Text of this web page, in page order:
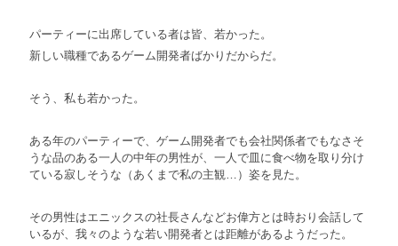
パーティーに出席している者は皆、若かった。
新しい職種であるゲーム開発者ばかりだからだ。
そう、私も若かった。
ある年のパーティーで、ゲーム開発者でも会社関係者でもなさそ
うな品のある一人の中年の男性が、一人で皿に食べ物を取り分け
ている寂しそうな（あくまで私の主観…）姿を見た。
その男性はエニックスの社長さんなどお偉方とは時おり会話して
いるが、我々のような若い開発者とは距離があるようだった。